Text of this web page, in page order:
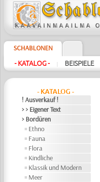
SCHABLONEN
- KATALOG - | BEISPIELE
- KATALOG -
! Ausverkauf !
> > Eigener Text
> Bordüren
Ethno
Fauna
Flora
Kindliche
Klassik und Modern
Meer